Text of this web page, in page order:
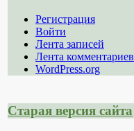
Регистрация
Войти
Лента записей
Лента комментариев
WordPress.org
Старая версия сайта